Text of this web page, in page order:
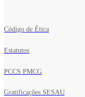
Código de Ética
Estatutos
PCCS PMCG
Gratificações SESAU